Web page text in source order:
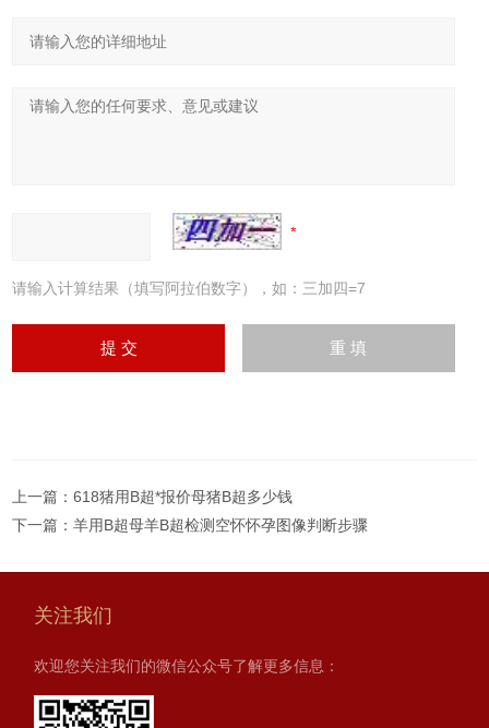
请输入计算结果（填写阿拉伯数字），如：三加四=7
上一篇：618猪用B超*报价母猪B超多少钱
下一篇：羊用B超母羊B超检测空怀怀孕图像判断步骤
关注我们
欢迎您关注我们的微信公众号了解更多信息：